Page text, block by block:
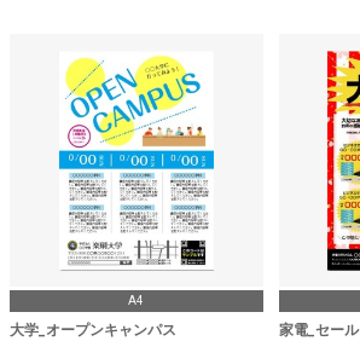
A4
大学_オープンキャンパス 家電_セール